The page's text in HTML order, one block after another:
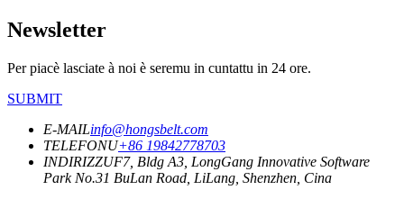
Newsletter
Per piacè lasciate à noi è seremu in cuntattu in 24 ore.
SUBMIT
E-MAILinfo@hongsbelt.com
TELEFONU+86 19842778703
INDIRIZZUF7, Bldg A3, LongGang Innovative Software
Park No.31 BuLan Road, LiLang, Shenzhen, Cina